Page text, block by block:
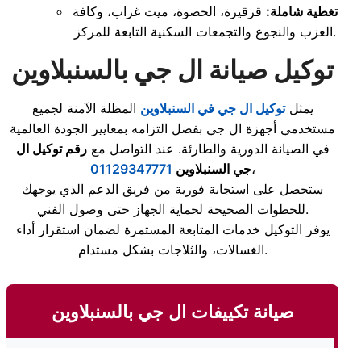
تغطية شاملة: قرقيرة، الحصوة، ميت غراب، وكافة
العزب والنجوع والتجمعات السكنية التابعة للمركز.
توكيل صيانة ال جي بالسنبلاوين
يمثلتوكيل ال جي في السنبلاوين المظلة الآمنة لجميع
مستخدمي أجهزة ال جي بفضل التزامه بمعايير الجودة العالمية
في الصيانة الدورية والطارئة. عند التواصل معرقم توكيل ال
جي السنبلاوين 01129347771
،
ستحصل على استجابة فورية من فريق الدعم الذي يوجهك
للخطوات الصحيحة لحماية الجهاز حتى وصول الفني.
يوفر التوكيل خدمات المتابعة المستمرة لضمان استقرار أداء
الغسالات، والثلاجات بشكل مستدام.
صيانة تكييفات ال جي بالسنبلاوين